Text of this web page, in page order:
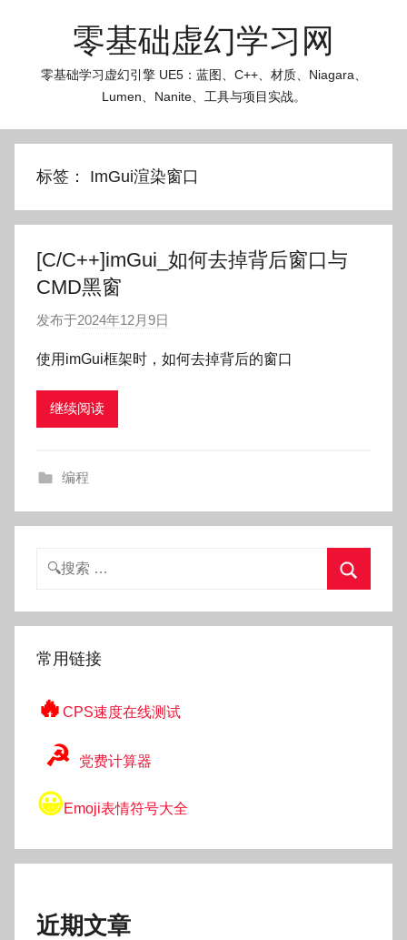
零基础虚幻学习网
零基础学习虚幻引擎 UE5：蓝图、C++、材质、Niagara、
Lumen、Nanite、工具与项目实战。
标签： ImGui渲染窗口
[C/C++]imGui_如何去掉背后窗口与
CMD黑窗
发布于2024年12月9日
:
o
使用imGui框架时，如何去掉背后的窗口
继续阅读
编程
搜
索
常用链接
🔥 CPS速度在线测试
☭ 党费计算器
😀Emoji表情符号大全
近期文章